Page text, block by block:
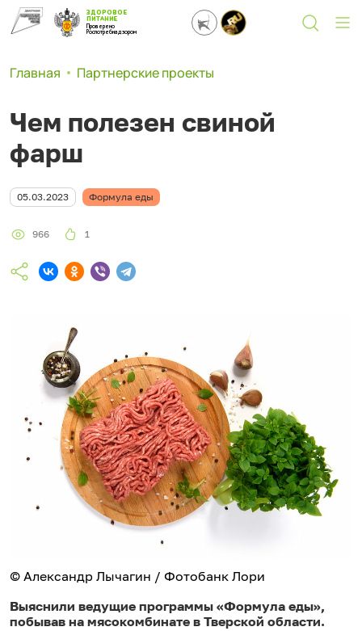
ЗДОРОВОЕ
ПИТАНИЕ
Проверено
Роспотребнадзором
Главная Партнерские проекты
Чем полезен свиной
фарш
05.03.2023 Формула еды
966 1
© Александр Лычагин / Фотобанк Лори
Выяснили ведущие программы «Формула еды»,
побывав на мясокомбинате в Тверской области.